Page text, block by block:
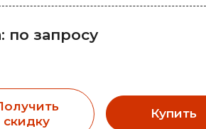
по запросу
скидку
Купить